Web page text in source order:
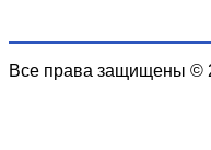
Все права защищены ©